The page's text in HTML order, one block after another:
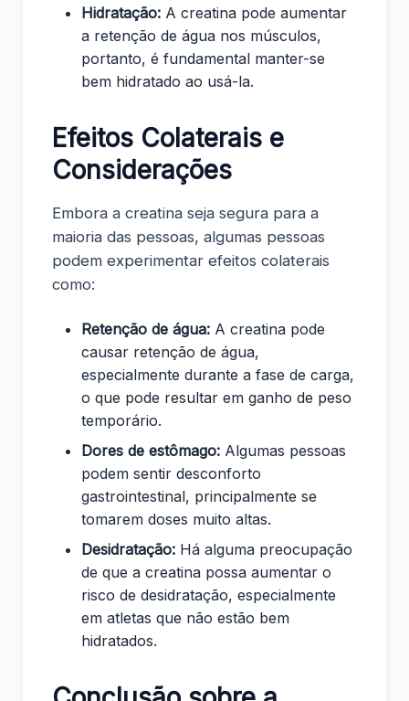
Hidratação: A creatina pode aumentar
a retenção de água nos músculos,
portanto, é fundamental manter-se
bem hidratado ao usá-la.
Efeitos Colaterais e
Considerações
Embora a creatina seja segura para a
maioria das pessoas, algumas pessoas
podem experimentar efeitos colaterais
como:
Retenção de água: A creatina pode
causar retenção de água,
especialmente durante a fase de carga,
o que pode resultar em ganho de peso
temporário.
Dores de estômago: Algumas pessoas
podem sentir desconforto
gastrointestinal, principalmente se
tomarem doses muito altas.
Desidratação: Há alguma preocupação
de que a creatina possa aumentar o
risco de desidratação, especialmente
em atletas que não estão bem
hidratados.